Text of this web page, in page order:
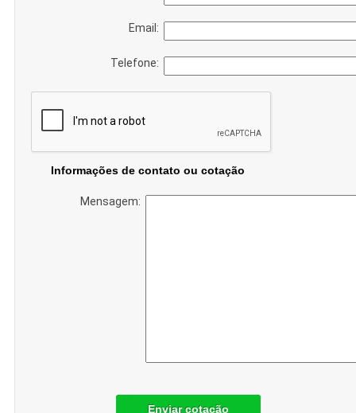
Email:
Telefone:
Informações de contato ou cotação
Mensagem:
Enviar cotação